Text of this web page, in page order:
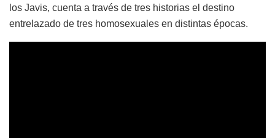
los Javis, cuenta a través de tres historias el destino
entrelazado de tres homosexuales en distintas épocas.